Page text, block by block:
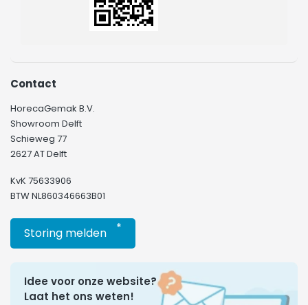
Contact
HorecaGemak B.V.
Showroom Delft
Schieweg 77
2627 AT Delft
KvK 75633906
BTW NL860346663B01
Storing melden *
Idee voor onze website?
Laat het ons weten!